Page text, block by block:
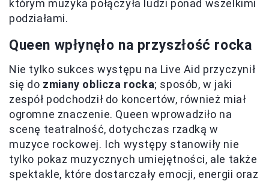
którym muzyka połączyła ludzi ponad wszelkimi
podziałami.
Queen wpłynęło na przyszłość rocka
Nie tylko sukces występu na Live Aid przyczynił
się do zmiany oblicza rocka; sposób, w jaki
zespół podchodził do koncertów, również miał
ogromne znaczenie. Queen wprowadziło na
scenę teatralność, dotychczas rzadką w
muzyce rockowej. Ich występy stanowiły nie
tylko pokaz muzycznych umiejętności, ale także
spektakle, które dostarczały emocji, energii oraz